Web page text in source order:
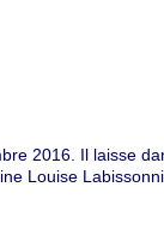
2016. Il laisse
Louise